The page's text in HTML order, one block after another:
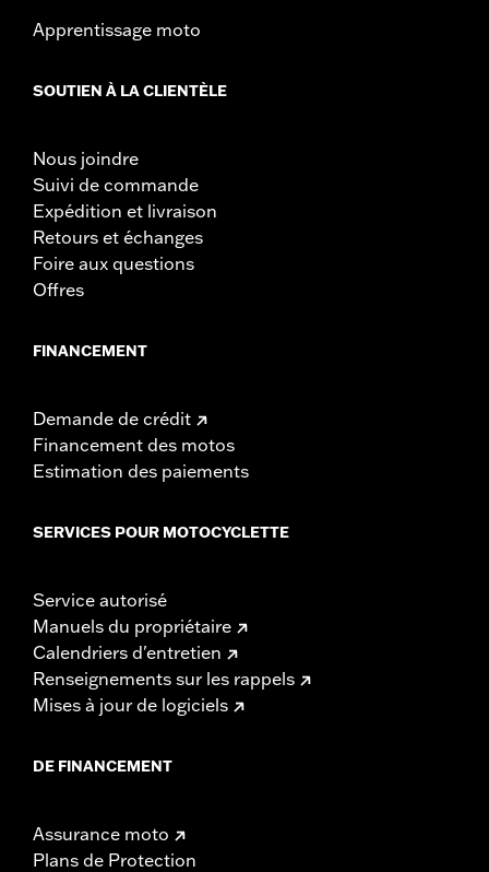
Apprentissage moto
SOUTIEN À LA CLIENTÈLE
Nous joindre
Suivi de commande
Expédition et livraison
Retours et échanges
Foire aux questions
Offres
FINANCEMENT
Demande de crédit
Financement des motos
Estimation des paiements
SERVICES POUR MOTOCYCLETTE
Service autorisé
Manuels du propriétaire
Calendriers d'entretien
Renseignements sur les rappels
Mises à jour de logiciels
DE FINANCEMENT
Assurance moto
Plans de Protection